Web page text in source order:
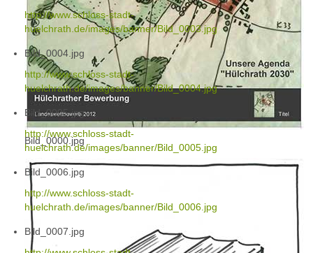
Bild_0000.jpg
http://www.schloss-stadt-
huelchrath.de/images/banner/Bild_0003.jpg
Bild_0004.jpg
http://www.schloss-stadt-
huelchrath.de/images/banner/Bild_0004.jpg
Bild_0005.jpg
http://www.schloss-stadt-
huelchrath.de/images/banner/Bild_0005.jpg
Bild_0006.jpg
http://www.schloss-stadt-
huelchrath.de/images/banner/Bild_0006.jpg
Bild_0007.jpg